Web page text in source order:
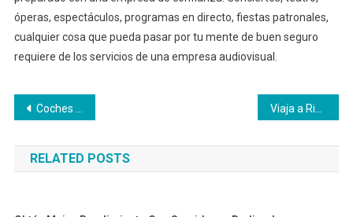
óperas, espectáculos, programas en directo, fiestas patronales,
cualquier cosa que pueda pasar por tu mente de buen seguro
requiere de los servicios de una empresa audiovisual.
Navegación
de
entradas
Coches seminuevos a precios económicos
RELATED POSTS